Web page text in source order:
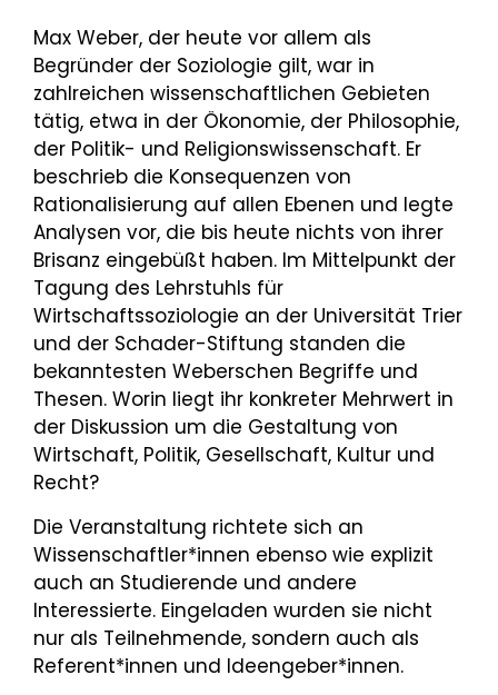
Max Weber, der heute vor allem als
Begründer der Soziologie gilt, war in
zahlreichen wissenschaftlichen Gebieten
tätig, etwa in der Ökonomie, der Philosophie,
der Politik- und Religionswissenschaft. Er
beschrieb die Konsequenzen von
Rationalisierung auf allen Ebenen und legte
Analysen vor, die bis heute nichts von ihrer
Brisanz eingebüßt haben. Im Mittelpunkt der
Tagung des Lehrstuhls für
Wirtschaftssoziologie an der Universität Trier
und der Schader-Stiftung standen die
bekanntesten Weberschen Begriffe und
Thesen. Worin liegt ihr konkreter Mehrwert in
der Diskussion um die Gestaltung von
Wirtschaft, Politik, Gesellschaft, Kultur und
Recht?
Die Veranstaltung richtete sich an
Wissenschaftler*innen ebenso wie explizit
auch an Studierende und andere
Interessierte. Eingeladen wurden sie nicht
nur als Teilnehmende, sondern auch als
Referent*innen und Ideengeber*innen.